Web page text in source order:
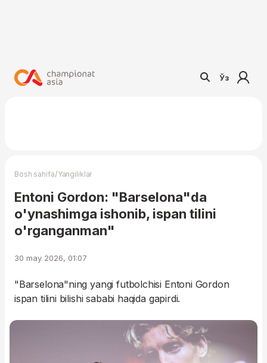
Ўз
Bosh sahifa/Yangiliklar
Entoni Gordon: "Barselona"da
o'ynashimga ishonib, ispan tilini
o'rganganman"
30 may 2026, 01:07
"Barselona"ning yangi futbolchisi Entoni Gordon
ispan tilini bilishi sababi haqida gapirdi.